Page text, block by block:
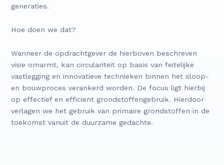
generaties.
Hoe doen we dat?
Wanneer de opdrachtgever de hierboven beschreven
visie omarmt, kan circulariteit op basis van feitelijke
vastlegging en innovatieve technieken binnen het sloop-
en bouwproces verankerd worden. De focus ligt hierbij
op effectief en efficiënt grondstoffengebruik. Hierdoor
verlagen we het gebruik van primaire grondstoffen in de
toekomst vanuit de duurzame gedachte.